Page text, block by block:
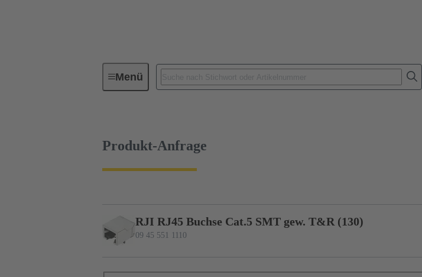
MenüBaureihen
Produkt-Anfrage
RJI RJ45 Buchse Cat.5 SMT gew. T&R (130)
09 45 551 1110